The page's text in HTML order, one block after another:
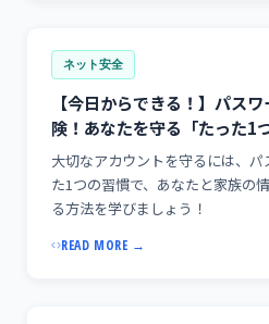
ネット安全
【今日からできる！】パス
険！あなたを守る「たった1
大切なアカウントを守るには、
た1つの習慣で、あなたと家族の
る方法を学びましょう！
READ MORE →